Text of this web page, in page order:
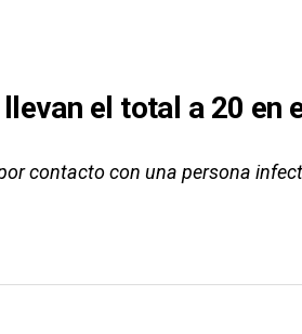
el total a 20 en
contacto con una persona